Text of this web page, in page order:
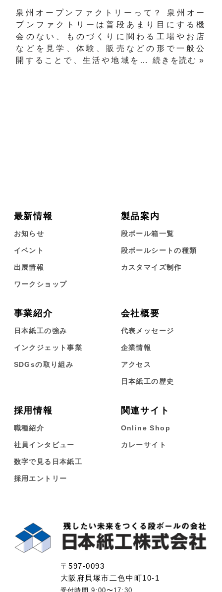
泉州オープンファクトリーって？ 泉州オー
プンファクトリーは普段あまり目にする機
会のない、ものづくりに関わる工場やお店
などを見学、体験、販売などの形で一般公
開することで、生活や地域を…続きを読む »
最新情報
お知らせ
イベント
出展情報
ワークショップ
製品案内
段ボール箱一覧
段ボールシートの種類
カスタマイズ制作
事業紹介
日本紙工の強み
インクジェット事業
SDGsの取り組み
会社概要
代表メッセージ
企業情報
アクセス
日本紙工の歴史
採用情報
職種紹介
社員インタビュー
数字で見る日本紙工
採用エントリー
関連サイト
Online Shop
カレーサイト
〒597-0093
大阪府貝塚市二色中町10-1
受付時間 9:00〜17:30